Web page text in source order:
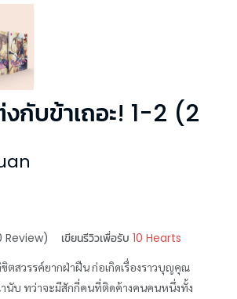
กับข้าเถอะ! 1-2 (2
Review) เขียนรีวิวเพื่อรับ 10 Hearts
ตสวรรค์ยากฝ่าฝืน ก่อเกิดเรื่องราวบุญคุณ
นับ ทว่าจะมีสักกี่คนที่ติดค้างคนคนหนึ่งทั้ง